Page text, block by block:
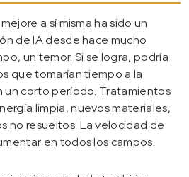
a sí misma ha sido un
de IA desde hace mucho
un temor. Si se logra, podría
que tomarían tiempo a la
un corto período. Tratamientos
limpia, nuevos materiales,
no resueltos. La velocidad de
en todos los campos.